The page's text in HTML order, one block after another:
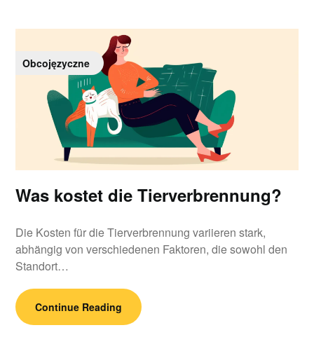
Obcojęzyczne
Was kostet die Tierverbrennung?
Die Kosten für die Tierverbrennung variieren stark,
abhängig von verschiedenen Faktoren, die sowohl den
Standort…
Continue Reading